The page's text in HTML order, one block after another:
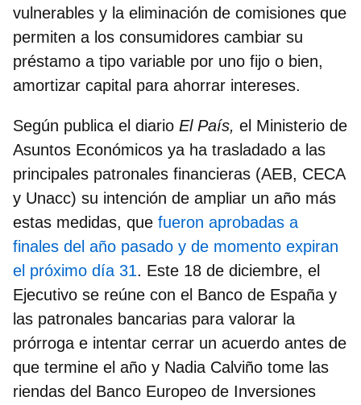
vulnerables y la eliminación de comisiones que
permiten a los consumidores cambiar su
préstamo a tipo variable por uno fijo o bien,
amortizar capital para ahorrar intereses.
Según publica el diario El País, el Ministerio de
Asuntos Económicos ya ha trasladado a las
principales patronales financieras (AEB, CECA
y Unacc) su intención de ampliar un año más
estas medidas, que fueron aprobadas a
finales del año pasado y de momento expiran
el próximo día 31. Este 18 de diciembre, el
Ejecutivo se reúne con el Banco de España y
las patronales bancarias para valorar la
prórroga e intentar cerrar un acuerdo antes de
que termine el año y Nadia Calviño tome las
riendas del Banco Europeo de Inversiones